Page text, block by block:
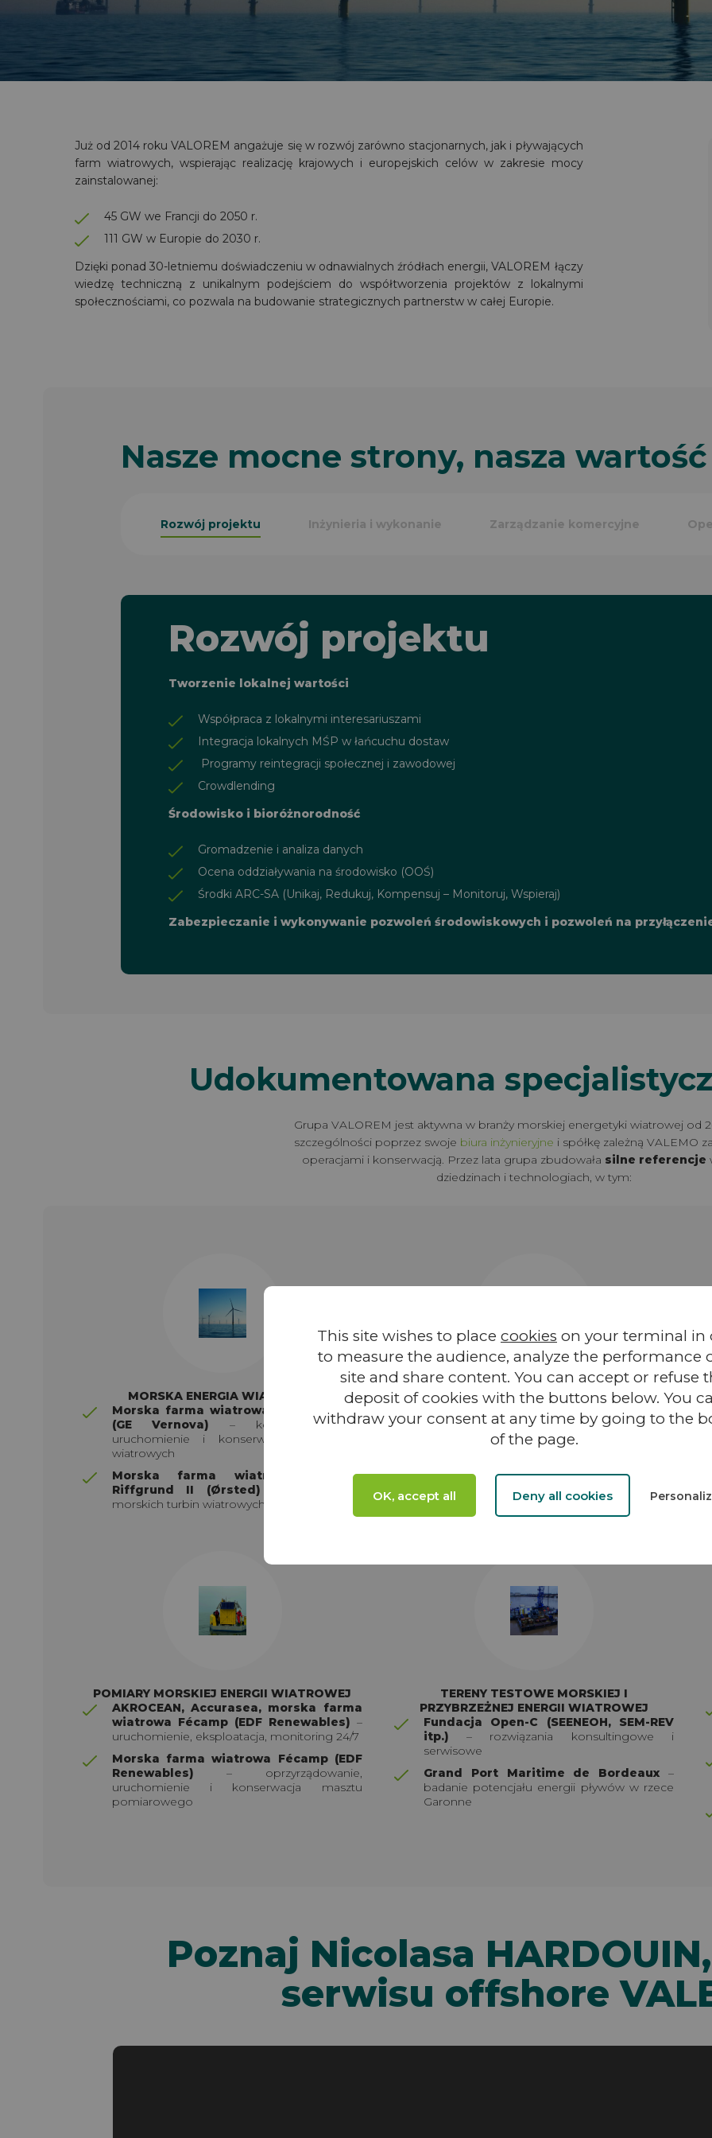
Nasza praca
Już od 2014 roku VALOREM angażuje się w rozwój zarówno stacjonarnych, jak i pływających
farm wiatrowych, wspierając realizację krajowych i europejskich celów w zakresie mocy
zainstalowanej:
45 GW we Francji do 2050 r.
111 GW w Europie do 2030 r.
Dzięki ponad 30-letniemu doświadczeniu w odnawialnych źródłach energii, VALOREM łączy
wiedzę techniczną z unikalnym podejściem do współtworzenia projektów z lokalnymi
społecznościami, co pozwala na budowanie strategicznych partnerstw w całej Europie.
Nasze mocne strony, nasza
Rozwój projektu Inżynieria i wykonanie Zarządzanie komercyjne
Rozwój projektu
Tworzenie lokalnej wartości
Współpraca z lokalnymi interesariuszami
Integracja lokalnych MŚP w łańcuchu dostaw
Programy reintegracji społecznej i zawodowej
Crowdlending
Środowisko i bioróżnorodność
Gromadzenie i analiza danych
Ocena oddziaływania na środowisko (OOŚ)
Środki ARC-SA (Unikaj, Redukuj, Kompensuj – Monitoruj, Wspieraj)
Zabezpieczanie i wykonywanie pozwoleń środowiskowych i pozwoleń na
Udokumentowana
Grupa VALOREM jest aktywna w branży morskiej energetyki wiatrowej od
szczególności poprzez swoje biura inżynieryjne i spółkę zależną VALEMO
operacjami i konserwacją. Przez lata grupa zbudowała silne referencje
dziedzinach i technologiach, w tym:
MORSKA ENERGIA WIATROWA
Morska farma wiatrowa Saint-Nazaire
(GE Vernova)– kontrola jakości,
uruchomienie i konserwacja 80 turbin
wiatrowych
Morska farma wiatrowa Borkum
Riffgrund II (Ørsted)
morskich turbin wiatrowych
PŁYWAJĄCA MORSKA FARMA WIATROWA
Farma pilotażowa Provence Grand
Large (SBM Offshore / EDF
Renewables), Floatgen (BW Ideol),
O&M, montaż
POMIARY MORSKIEJ ENERGII WIATROWEJ
AKROCEAN, Accurasea, morska farma
wiatrowa Fécamp (EDF Renewables) –
uruchomienie, eksploatacja, monitoring 24/7
Morska farma wiatrowa Fécamp (EDF
Renewables) – oprzyrządowanie,
uruchomienie i konserwacja masztu
pomiarowego
TERENY TESTOWE MORSKIEJ I
PRZYBRZEŻNEJ ENERGII WIATROWEJ
Fundacja Open-C (SEENEOH, SEM-REV
itp.) – rozwiązania konsultingowe i
serwisowe
Grand Port Maritime de Bordeaux –
badanie potencjału energii pływów w rzece
Garonne
Poznaj Nicolasa
serwisu offshore
This site wishes to place cookies on your terminal in
to measure the audience, analyze the performance
site and share content. You can accept or refuse
deposit of cookies with the buttons below. You
withdraw your consent at any time by going to the
of the page.
OK, accept all Deny all cookies